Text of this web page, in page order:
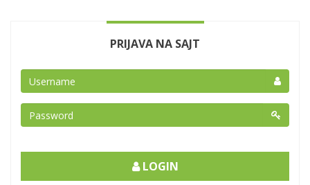
PRIJAVA NA SAJT
LOGIN